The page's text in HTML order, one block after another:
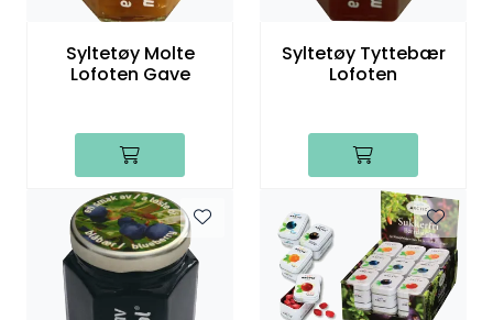
Syltetøy Molte
Lofoten Gave
Syltetøy Tyttebær
Lofoten